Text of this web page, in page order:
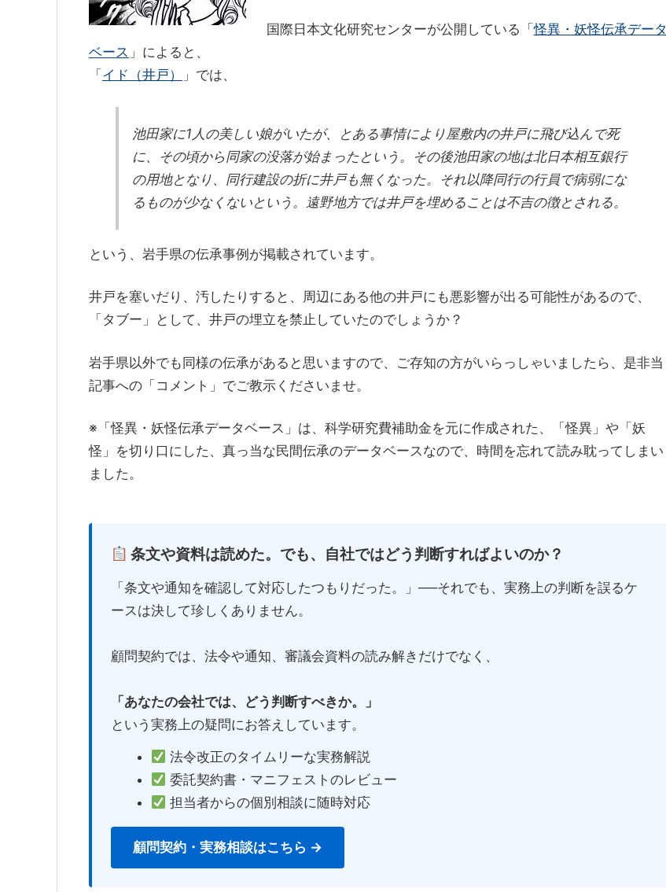
国際日本文化研究センターが公開している「怪異・妖怪伝承データ
ベース 」によると、
「 イド（井戸） 」では、
池田家に1人の美しい娘がいたが、とある事情により屋敷内の井戸に飛び込んで死
に、その頃から同家の没落が始まったという。その後池田家の地は北日本相互銀行
の用地となり、同行建設の折に井戸も無くなった。それ以降同行の行員で病弱にな
るものが少なくないという。遠野地方では井戸を埋めることは不吉の徴とされる。
という、岩手県の伝承事例が掲載されています。
井戸を塞いだり、汚したりすると、周辺にある他の井戸にも悪影響が出る可能性があるので、
「タブー」として、井戸の埋立を禁止していたのでしょうか？
岩手県以外でも同様の伝承があると思いますので、ご存知の方がいらっしゃいましたら、是非当
記事への「コメント」でご教示くださいませ。
※「怪異・妖怪伝承データベース」は、科学研究費補助金を元に作成された、「怪異」や「妖
怪」を切り口にした、真っ当な民間伝承のデータベースなので、時間を忘れて読み耽ってしまい
ました。
条文や資料は読めた。でも、自社ではどう判断すればよいのか？
「条文や通知を確認して対応したつもりだった。」──それでも、実務上の判断を誤るケ
ースは決して珍しくありません。
顧問契約では、法令や通知、審議会資料の読み解きだけでなく、
「あなたの会社では、どう判断すべきか。」
という実務上の疑問にお答えしています。
法令改正のタイムリーな実務解説
委託契約書・マニフェストのレビュー
担当者からの個別相談に随時対応
顧問契約・実務相談はこちら →